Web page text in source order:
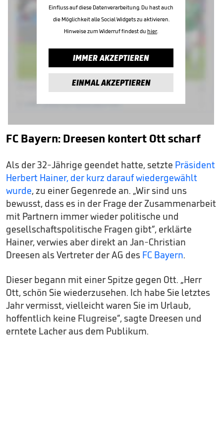
Einfluss auf diese Datenverarbeitung. Du hast auch
die Möglichkeit alle Social Widgets zu aktivieren.
Hinweise zum Widerruf findest du hier.
IMMER AKZEPTIEREN
EINMAL AKZEPTIEREN
FC Bayern: Dreesen kontert Ott scharf
Als der 32-Jährige geendet hatte, setzte Präsident
Herbert Hainer, der kurz darauf wiedergewählt
wurde, zu einer Gegenrede an. „Wir sind uns
bewusst, dass es in der Frage der Zusammenarbeit
mit Partnern immer wieder politische und
gesellschaftspolitische Fragen gibt“, erklärte
Hainer, verwies aber direkt an Jan-Christian
Dreesen als Vertreter der AG des FC Bayern.
Dieser begann mit einer Spitze gegen Ott. „Herr
Ott, schön Sie wiederzusehen. Ich habe Sie letztes
Jahr vermisst, vielleicht waren Sie im Urlaub,
hoffentlich keine Flugreise“, sagte Dreesen und
erntete Lacher aus dem Publikum.